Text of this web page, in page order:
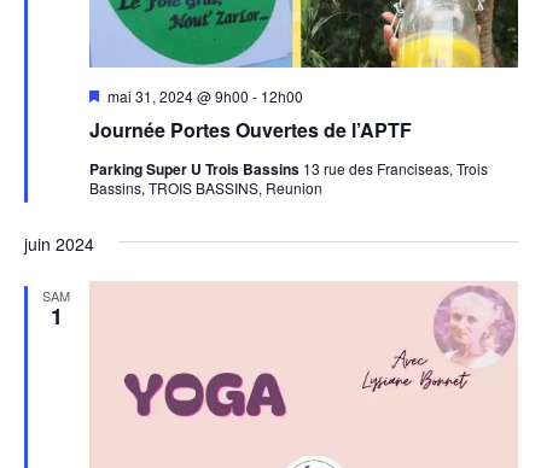
Journée Portes Ouvertes de l’APTF
Mis
avant
mai 31, 2024 @ 9h00 - 12h00
Parking Super U Trois Bassins 13 rue des Franciseas, Trois
Bassins, TROIS BASSINS, Reunion
juin 2024
SAM
1